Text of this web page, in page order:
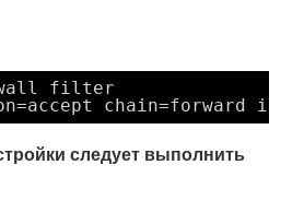
filter
chain=forward
следует выполнить